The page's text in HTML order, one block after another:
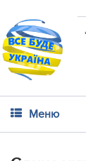
Меню